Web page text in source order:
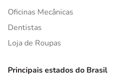
Oficinas Mecânicas
Dentistas
Loja de Roupas
Principais estados do Brasil